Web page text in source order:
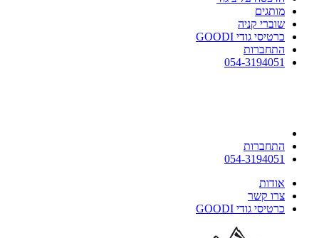
מותגים
שוברי קניה
כרטיסי גודי GOODI
התחברות
054-3194051
התחברות
054-3194051
אודות
צרו קשר
כרטיסי גודי GOODI